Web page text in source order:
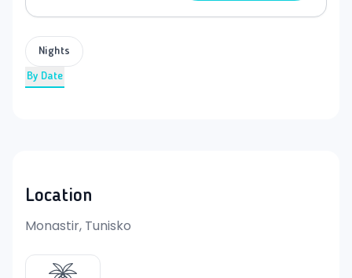
Nights
By Date
Location
Monastir, Tunisko